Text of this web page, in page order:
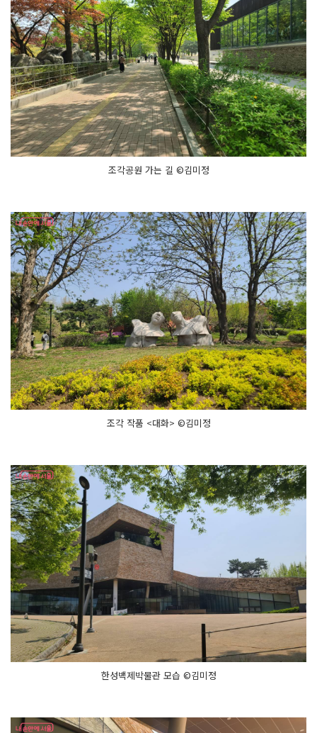
조각공원 가는 길 ©김미정
조각 작품 <대화> ©김미정
한성백제박물관 모습 ©김미정